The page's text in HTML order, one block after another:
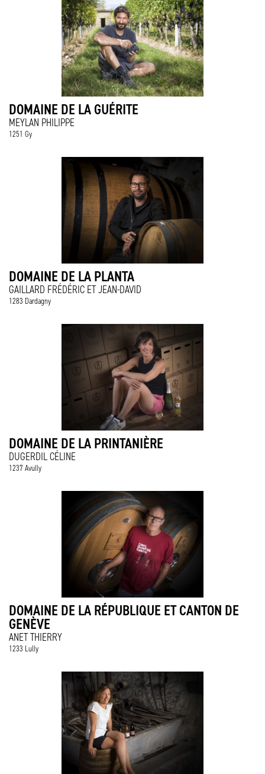
DOMAINE DE LA GUÉRITE
MEYLAN PHILIPPE
1251 Gy
DOMAINE DE LA PLANTA
GAILLARD FRÉDÉRIC ET JEAN-DAVID
1283 Dardagny
DOMAINE DE LA PRINTANIÈRE
DUGERDIL CÉLINE
1237 Avully
DOMAINE DE LA RÉPUBLIQUE ET CANTON DE
GENÈVE
ANET THIERRY
1233 Lully